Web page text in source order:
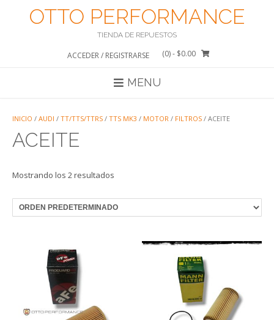
OTTO PERFORMANCE
TIENDA DE REPUESTOS
ACCEDER / REGISTRARSE (0)- $0.00
MENU
INICIO / AUDI / TT/TTS/TTRS / TTS MK3 / MOTOR / FILTROS / ACEITE
ACEITE
Mostrando los 2 resultados